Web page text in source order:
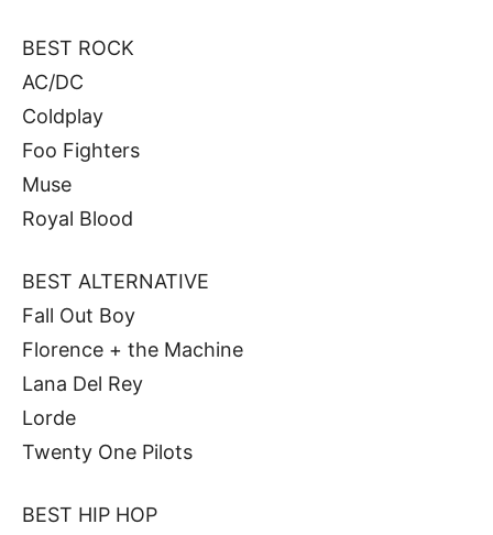
BEST ROCK
AC/DC
Coldplay
Foo Fighters
Muse
Royal Blood
BEST ALTERNATIVE
Fall Out Boy
Florence + the Machine
Lana Del Rey
Lorde
Twenty One Pilots
BEST HIP HOP